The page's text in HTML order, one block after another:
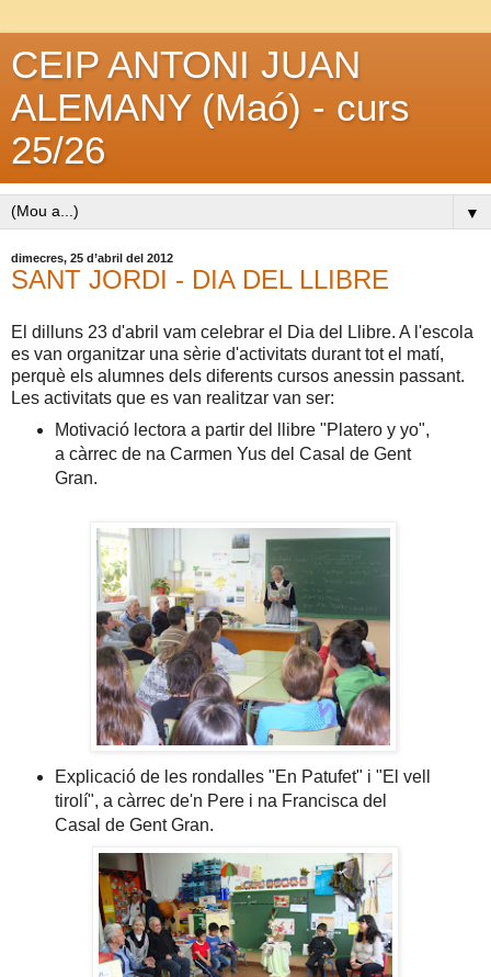
CEIP ANTONI JUAN
ALEMANY (Maó) - curs
25/26
▼
dimecres, 25 d’abril del 2012
SANT JORDI - DIA DEL LLIBRE
El dilluns 23 d'abril vam celebrar el Dia del Llibre. A l'escola
es van organitzar una sèrie d'activitats durant tot el matí,
perquè els alumnes dels diferents cursos anessin passant.
Les activitats que es van realitzar van ser:
Motivació lectora a partir del llibre "Platero y yo",
a càrrec de na Carmen Yus del Casal de Gent
Gran.
Explicació de les rondalles "En Patufet" i "El vell
tirolí", a càrrec de'n Pere i na Francisca del
Casal de Gent Gran.